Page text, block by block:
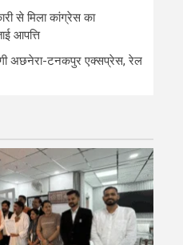
से मिला कांग्रेस का
आपत्ति
अछनेरा-टनकपुर एक्सप्रेस, रेल